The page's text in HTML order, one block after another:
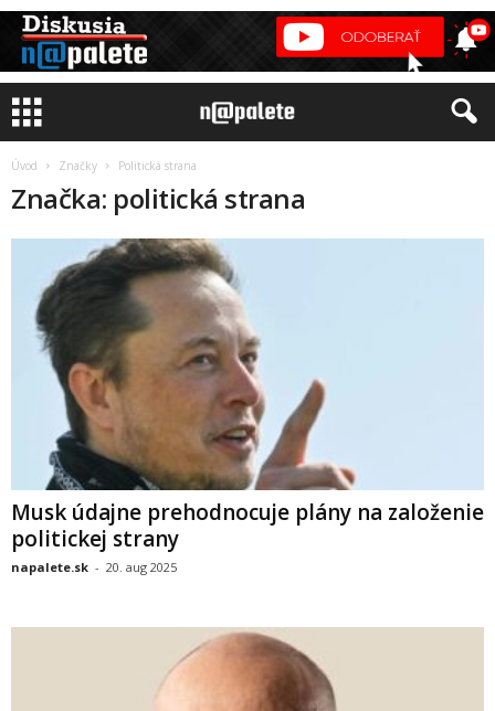
Úvod Značky Politická strana
Značka: politická strana
Musk údajne prehodnocuje plány na založenie
politickej strany
napalete.sk - 20. aug 2025